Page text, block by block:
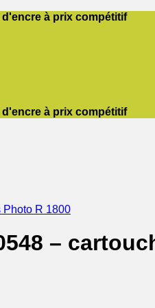
à prix compétitif
à prix compétitif
Photo R 1800
–